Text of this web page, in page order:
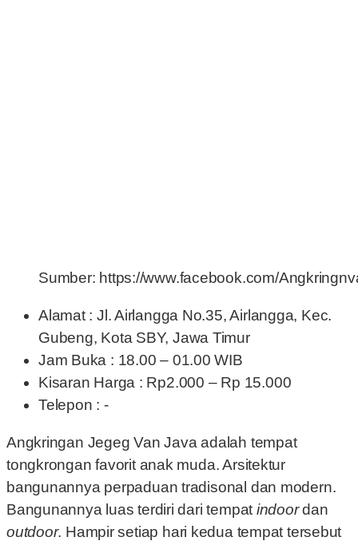
Sumber: https://www.facebook.com/
Alamat : Jl. Airlangga No.35, Airlangga, Kec.
Gubeng, Kota SBY, Jawa Timur
Jam Buka : 18.00 – 01.00 WIB
Kisaran Harga : Rp2.000 – Rp 15.000
Telepon : -
Angkringan Jegeg Van Java adalah tempat
tongkrongan favorit anak muda. Arsitektur
bangunannya perpaduan tradisonal dan modern.
Bangunannya luas terdiri dari tempat indoordan
outdoor. Hampir setiap hari kedua tempat tersebut